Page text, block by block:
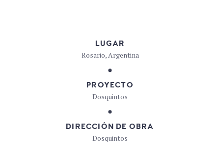
LUGAR
Rosario, Argentina
PROYECTO
Dosquintos
DIRECCIÓN DE OBRA
Dosquintos